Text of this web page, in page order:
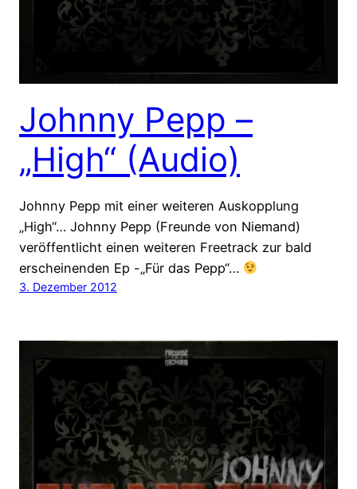
Johnny Pepp –
„High“ (Audio)
Johnny Pepp mit einer weiteren Auskopplung
„High“… Johnny Pepp (Freunde von Niemand)
veröffentlicht einen weiteren Freetrack zur bald
erscheinenden Ep -„Für das Pepp“…
3. Dezember 2012